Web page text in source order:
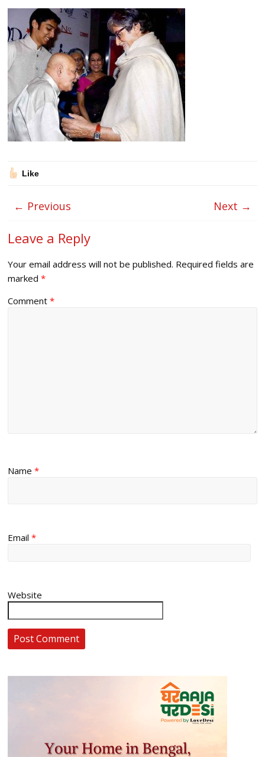
Like
← Previous Next →
Leave a Reply
Your email address will not be published. Required fields are
marked*
Comment*
Name*
Email*
Website